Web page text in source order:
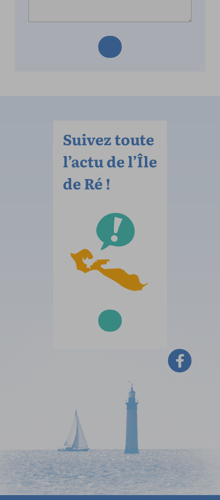
Suivez toute
l’actu de l’Île
de Ré !